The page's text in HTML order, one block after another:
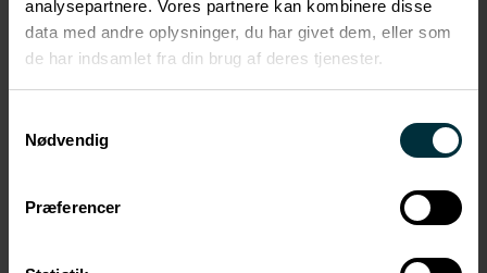
analysepartnere. Vores partnere kan kombinere disse
data med andre oplysninger, du har givet dem, eller som
de har indsamlet fra din brug af deres tjenester.
Nødvendig
Præferencer
stedfortrædende formand i Miljø- og
Fødevareklagenævnet med ansvarsområde inden for
offentlige processer, der ligger til grund for
myndighedsafgørelser og klagesager – og en skarp
forståelse for, hvordan juraen bedst omsættes til
praksis.
Hos HaugaardBraad bistår Jacob både offentlige